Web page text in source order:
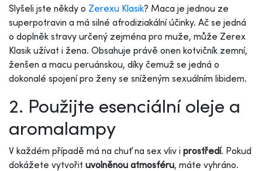
Slyšeli jste někdy o Zerexu Klasik? Maca je jednou ze
superpotravin a má silné afrodiziakální účinky. Ač se jedná
o doplněk stravy určený zejména pro muže, může Zerex
Klasik užívat i žena. Obsahuje právě onen kotvičník zemní,
ženšen a macu peruánskou, díky čemuž se jedná o
dokonalé spojení pro ženy se sníženým sexuálním libidem.
2. Použijte esenciální oleje a
aromalampy
V každém případě má na chuť na sex vliv i prostředí. Pokud
dokážete vytvořit uvolněnou atmosféru, máte vyhráno.